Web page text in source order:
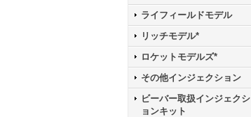
ライフィールドモデル
リッチモデル*
ロケットモデルズ*
その他インジェクション
ビーバー取扱インジェクシ
ョンキット